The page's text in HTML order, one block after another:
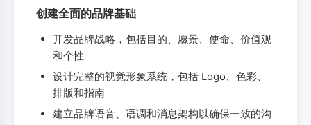
创建全面的品牌基础
开发品牌战略，包括目的、愿景、使命、价值观
和个性
设计完整的视觉形象系统，包括 Logo、色彩、
排版和指南
建立品牌语音、语调和消息架构以确保一致的沟